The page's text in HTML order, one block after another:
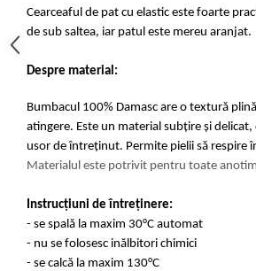
Cearceaful de pat cu elastic este foarte
de sub saltea, iar patul este mereu aranjat.
Despre material:
Bumbacul 100% Damasc are o textură
atingere. Este un material subțire și
usor de întreținut. Permite pielii să respire
Materialul este potrivit pentru toate
Instrucțiuni de întreținere:
- se spală la maxim 30°C automat
- nu se folosesc inălbitori chimici
- se calcă la maxim 130°C